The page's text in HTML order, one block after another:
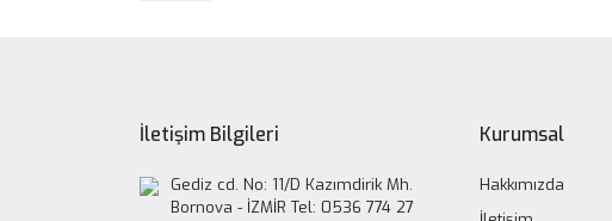
İletişim Bilgileri
Gediz cd. No: 11/D Kazımdirik Mh.
Bornova - İZMİR Tel: 0536 774 27
Kurumsal
Hakkımızda